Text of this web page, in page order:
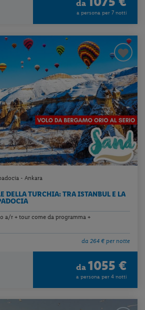
da
a persona per 7 notti
- Ankara
DELLA TURCHIA: TRA ISTANBUL E LA
a/r + tour come da programma +
da 264 € per notte
da 1055 €
a persona per 4 notti